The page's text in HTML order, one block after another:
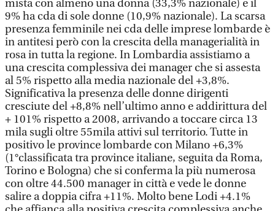
mista con almeno una donna (33,3% nazionale) e il
9% ha cda di sole donne (10,9% nazionale). La scarsa
presenza femminile nei cda delle imprese lombarde è
in antitesi però con la crescita della managerialità in
rosa in tutta la regione. In Lombardia assistiamo a
una crescita complessiva dei manager che si assesta
al 5% rispetto alla media nazionale del +3,8%.
Significativa la presenza delle donne dirigenti
cresciute del +8,8% nell’ultimo anno e addirittura del
+ 101% rispetto a 2008, arrivando a toccare circa 13
mila sugli oltre 55mila attivi sul territorio. Tutte in
positivo le province lombarde con Milano +6,3%
(1°classificata tra province italiane, seguita da Roma,
Torino e Bologna) che si conferma la più numerosa
con oltre 44.500 manager in città e vede le donne
salire a doppia cifra +11%. Molto bene Lodi +4.1%